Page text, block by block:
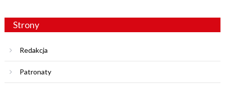
Strony
Redakcja
Patronaty